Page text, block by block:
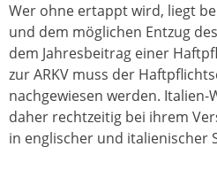
Wer ohne ertappt wird, liegt
und dem möglichen Entzug
dem Jahresbeitrag einer
zur ARKV muss der
nachgewiesen werden.
daher rechtzeitig bei ihrem
in englischer und italienischer